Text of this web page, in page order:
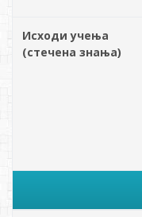
Исходи учења
(стечена знања)